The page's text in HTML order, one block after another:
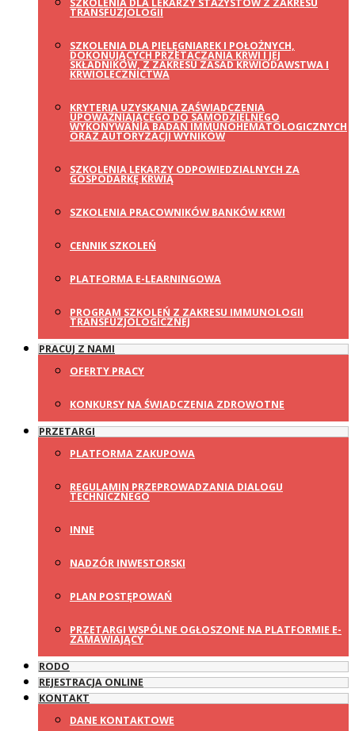
SZKOLENIA DLA LEKARZY STAŻYSTÓW Z ZAKRESU
TRANSFUZJOLOGII
SZKOLENIA DLA PIELĘGNIAREK I POŁOŻNYCH,
DOKONUJĄCYCH PRZETACZANIA KRWI I JEJ
SKŁADNIKÓW, Z ZAKRESU ZASAD KRWIODAWSTWA I
KRWIOLECZNICTWA
KRYTERIA UZYSKANIA ZAŚWIADCZENIA
UPOWAŻNIAJĄCEGO DO SAMODZIELNEGO
WYKONYWANIA BADAŃ IMMUNOHEMATOLOGICZNYCH
ORAZ AUTORYZACJI WYNIKÓW
SZKOLENIA LEKARZY ODPOWIEDZIALNYCH ZA
GOSPODARKĘ KRWIĄ
SZKOLENIA PRACOWNIKÓW BANKÓW KRWI
CENNIK SZKOLEŃ
PLATFORMA E-LEARNINGOWA
PROGRAM SZKOLEŃ Z ZAKRESU IMMUNOLOGII
TRANSFUZJOLOGICZNEJ
PRACUJ Z NAMI
OFERTY PRACY
KONKURSY NA ŚWIADCZENIA ZDROWOTNE
PRZETARGI
PLATFORMA ZAKUPOWA
REGULAMIN PRZEPROWADZANIA DIALOGU
TECHNICZNEGO
INNE
NADZÓR INWESTORSKI
PLAN POSTĘPOWAŃ
PRZETARGI WSPÓLNE OGŁOSZONE NA PLATFORMIE E-
ZAMAWIAJĄCY
RODO
REJESTRACJA ONLINE
KONTAKT
DANE KONTAKTOWE